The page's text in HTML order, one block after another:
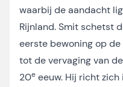
waarbij de aandacht
Rijnland. Smit schetst
eerste bewoning op
tot de vervaging van
20e eeuw. Hij richt